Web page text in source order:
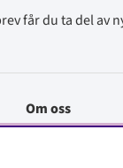
får du ta del av
Om oss